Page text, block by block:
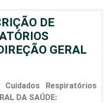
DE
GERAL
Respiratórios
DA SAÚDE: